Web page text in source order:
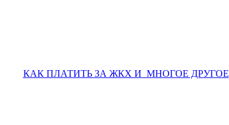
КАК ПЛАТИТЬ ЗА ЖКХ И МНОГОЕ ДРУГОЕ